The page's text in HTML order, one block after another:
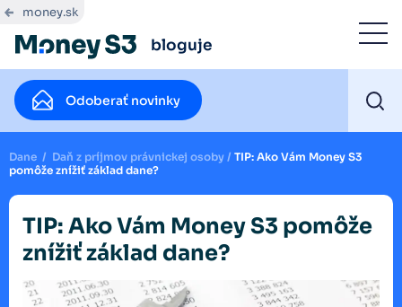
money.sk
bloguje
Odoberať novinky
Dane / Daň z príjmov právnickej osoby / TIP: Ako Vám Money S3
pomôže znížiť základ dane?
TIP: Ako Vám Money S3 pomôže
znížiť základ dane?